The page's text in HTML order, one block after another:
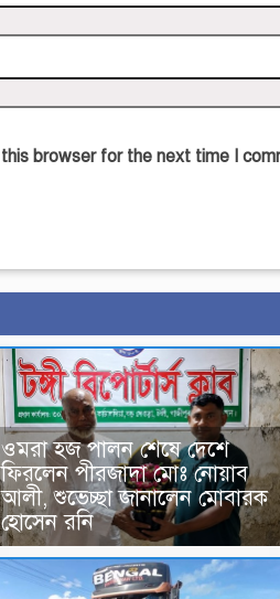
browser for the next time I
ওমরা হজ পালন শেষে দেশে
ফিরলেন পীরজাদা মোঃ নোয়াব
আলী, শুভেচ্ছা জানালেন মোবারক
হোসেন রনি